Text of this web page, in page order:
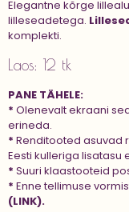
Elegantne kõrge
lilleseadetega.
komplekti.
Laos: 12 tk
PANE TÄHELE:
* Olenevalt ekraani
erineda.
* Renditooted asuvad
Eesti kulleriga lisatasu
* Suuri klaastooteid
* Enne tellimuse
(LINK).